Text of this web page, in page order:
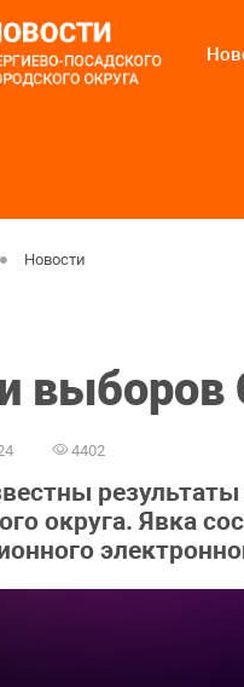
Новости
выборов
4402
округа. Явка